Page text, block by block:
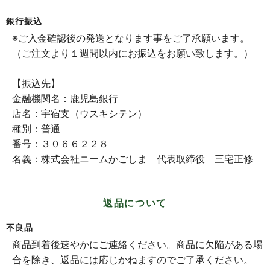
銀行振込
※ご入金確認後の発送となります事をご了承願います。
（ご注文より１週間以内にお振込をお願い致します。）
【振込先】
金融機関名：鹿児島銀行
店名：宇宿支（ウスキシテン）
種別：普通
番号：３０６６２２８
名義：株式会社ニームかごしま 代表取締役 三宅正修
返品について
不良品
商品到着後速やかにご連絡ください。商品に欠陥がある場
合を除き、返品には応じかねますのでご了承ください。